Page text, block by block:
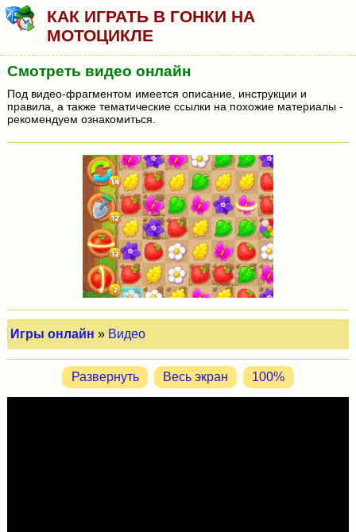
КАК ИГРАТЬ В ГОНКИ НА
МОТОЦИКЛЕ
Смотреть видео онлайн
Под видео-фрагментом имеется описание, инструкции и
правила, а также тематические ссылки на похожие материалы -
рекомендуем ознакомиться.
Игры онлайн » Видео
Развернуть Весь экран 100%